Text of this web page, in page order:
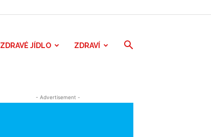
ZDRAVÉ JÍDLO ZDRAVÍ
- Advertisement -